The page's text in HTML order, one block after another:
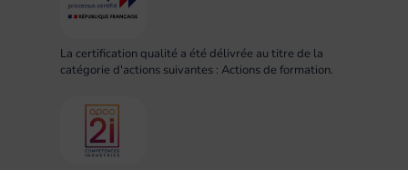
La certification qualité a été délivrée au titre de la
catégorie d'actions suivantes : Actions de formation.